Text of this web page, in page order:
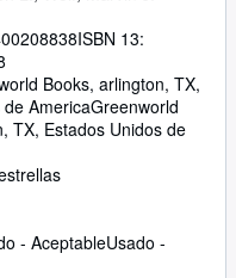
ISBN 13:
Books, arlington, TX,
AmericaGreenworld
TX, Estados Unidos de
- AceptableUsado -